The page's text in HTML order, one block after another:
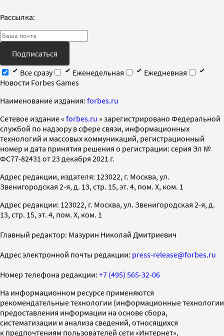
Рассылка:
Подписаться
Все сразу
Еженедельная
Ежедневная
Новости Forbes Games
Наименование издания: forbes.ru
Cетевое издание « forbes.ru » зарегистрировано Федеральной
службой по надзору в сфере связи, информационных
технологий и массовых коммуникаций, регистрационный
номер и дата принятия решения о регистрации: серия Эл №
ФС77-82431 от 23 декабря 2021 г.
Адрес редакции, издателя: 123022, г. Москва, ул.
Звенигородская 2-я, д. 13, стр. 15, эт. 4, пом. X, ком. 1
Адрес редакции: 123022, г. Москва, ул. Звенигородская 2-я, д.
13, стр. 15, эт. 4, пом. X, ком. 1
Главный редактор: Мазурин Николай Дмитриевич
Адрес электронной почты редакции: press-release@forbes.ru
Номер телефона редакции: +7 (495) 565-32-06
На информационном ресурсе применяются
рекомендательные технологии (информационные технологии
предоставления информации на основе сбора,
систематизации и анализа сведений, относящихся
к предпочтениям пользователей сети «Интернет»,